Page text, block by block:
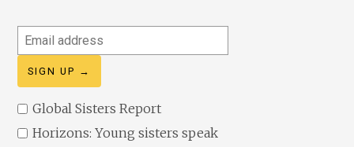
Email
address
Global Sisters Report
Horizons: Young sisters speak